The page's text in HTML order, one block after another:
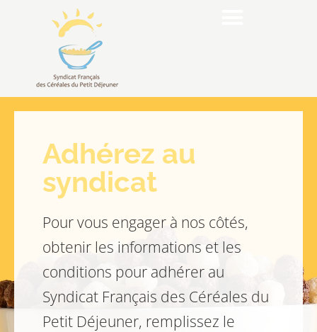
Adhérez au
syndicat
Pour vous engager à nos côtés,
obtenir les informations et les
conditions pour adhérer au
Syndicat Français des Céréales du
Petit Déjeuner, remplissez le